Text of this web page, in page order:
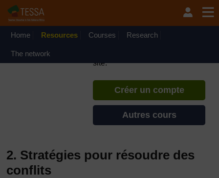
Home Resources Courses Research
The network
Si vous créez un compte, vous
site.
Créer un compte
Autres cours
2. Stratégies pour résoudre des
conflits